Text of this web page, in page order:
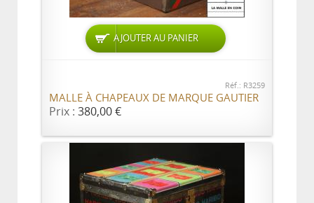
AJOUTER AU PANIER
Réf.: R3259
MALLE À CHAPEAUX DE MARQUE GAUTIER
Prix : 380,00 €